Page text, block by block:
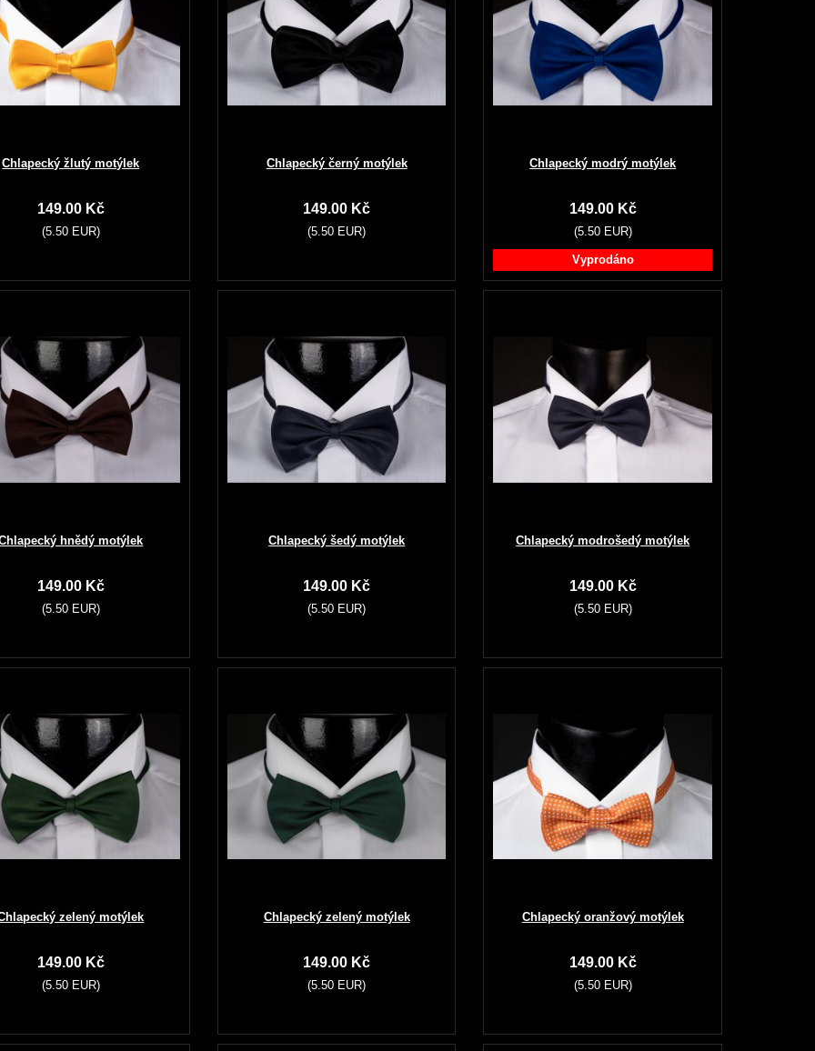
Chlapecký žlutý motýlek
149.00 Kč
(5.50 EUR)
Chlapecký černý motýlek
149.00 Kč
(5.50 EUR)
Chlapecký modrý motýlek
149.00 Kč
(5.50 EUR)
Vyprodáno
hnědý motýlek
149.00 Kč
(5.50 EUR)
Chlapecký šedý motýlek
149.00 Kč
(5.50 EUR)
Chlapecký modrošedý motýlek
149.00 Kč
(5.50 EUR)
zelený motýlek
149.00 Kč
(5.50 EUR)
Chlapecký zelený motýlek
149.00 Kč
(5.50 EUR)
Chlapecký oranžový motýlek
149.00 Kč
(5.50 EUR)